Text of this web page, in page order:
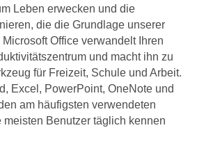
Leben erwecken und die
die die Grundlage unserer
Office verwandelt Ihren
und macht ihn zu
für Freizeit, Schule und Arbeit.
Excel, PowerPoint, OneNote und
am häufigsten verwendeten
meisten Benutzer täglich kennen